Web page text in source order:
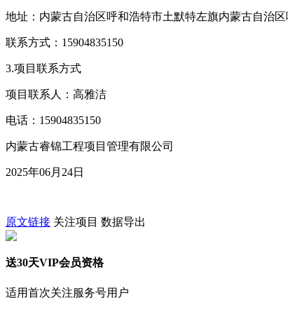
地址：内蒙古自治区呼和浩特市土默特左旗内蒙古自治
联系方式：15904835150
3.项目联系方式
项目联系人：高雅洁
电话：15904835150
内蒙古睿锦工程项目管理有限公司
2025年06月24日
原文链接 关注项目 数据导出
送30天VIP会员资格
适用首次关注服务号用户